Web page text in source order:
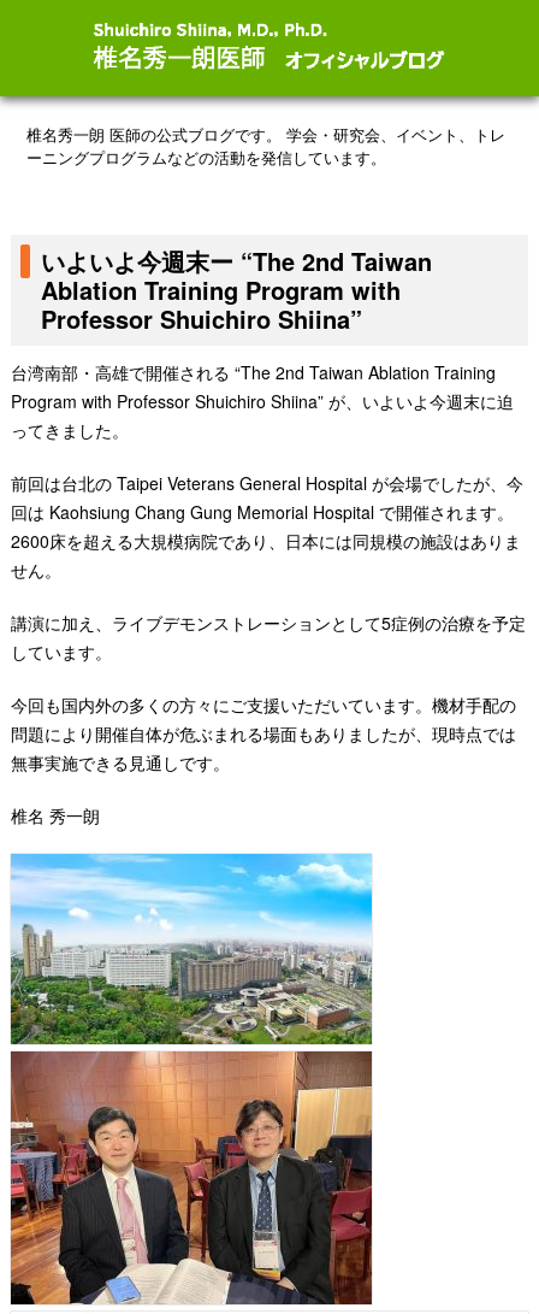
椎名秀一朗 医師の公式ブログです。
学会・研究会、イベント、トレ
ーニングプログラムなどの活動を発信しています。
いよいよ今週末ー “The 2nd Taiwan
Ablation Training Program with
Professor Shuichiro Shiina”
台湾南部・高雄で開催される “The 2nd Taiwan Ablation Training
Program with Professor Shuichiro Shiina” が、いよいよ今週末に迫
ってきました。
前回は台北の Taipei Veterans General Hospital が会場でしたが、今
回は Kaohsiung Chang Gung Memorial Hospital で開催されます。
2600床を超える大規模病院であり、日本には同規模の施設はありま
せん。
講演に加え、ライブデモンストレーションとして5症例の治療を予定
しています。
今回も国内外の多くの方々にご支援いただいています。機材手配の
問題により開催自体が危ぶまれる場面もありましたが、現時点では
無事実施できる見通しです。
椎名 秀一朗